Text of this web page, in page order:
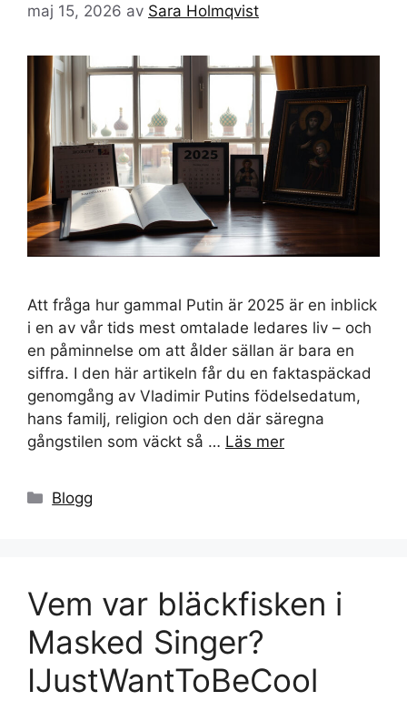
maj 15, 2026 av Sara Holmqvist
Att fråga hur gammal Putin är 2025 är en inblick
i en av vår tids mest omtalade ledares liv – och
en påminnelse om att ålder sällan är bara en
siffra. I den här artikeln får du en faktaspäckad
genomgång av Vladimir Putins födelsedatum,
hans familj, religion och den där säregna
gångstilen som väckt så … Läs mer
Kategorier
Blogg
Vem var bläckfisken i
Masked Singer?
IJustWantToBeCool